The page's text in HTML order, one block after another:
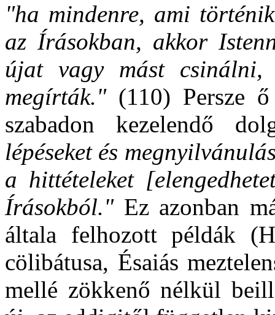
"ha mindenre, ami
az Írásokban, akkor
újat vagy mást
megírták."(110) Persze ő
szabadon kezelendő
lépéseket és
a hittételeket
Írásokból."Ez azonban
általa felhozott példák
cölibátusa, Ésaiás
mellé zökkenő nélkül